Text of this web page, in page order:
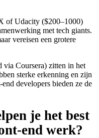
of Udacity ($200–1000)
met tech giants.
vereisen een grotere
via Coursera) zitten in het
sterke erkenning en zijn
developers bieden ze de
je het best
end werk?